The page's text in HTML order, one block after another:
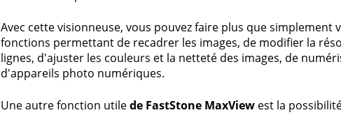
Avec cette visionneuse, vous pouvez faire plus que simplement
fonctions permettant de recadrer les images, de modifier la
lignes, d'ajuster les couleurs et la netteté des images, de
d'appareils photo numériques.
Une autre fonction utilede FastStone MaxView est la